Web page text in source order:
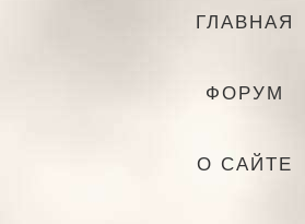
ГЛАВНАЯ
ФОРУМ
О САЙТЕ